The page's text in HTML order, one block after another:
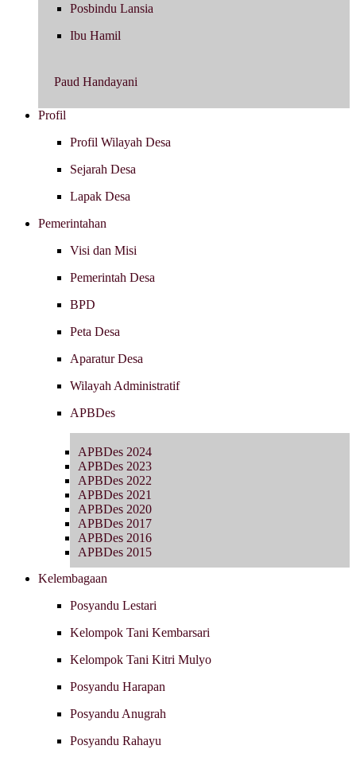
Posbindu Lansia
Ibu Hamil
Paud Handayani
Profil
Profil Wilayah Desa
Sejarah Desa
Lapak Desa
Pemerintahan
Visi dan Misi
Pemerintah Desa
BPD
Peta Desa
Aparatur Desa
Wilayah Administratif
APBDes
APBDes 2024
APBDes 2023
APBDes 2022
APBDes 2021
APBDes 2020
APBDes 2017
APBDes 2016
APBDes 2015
Kelembagaan
Posyandu Lestari
Kelompok Tani Kembarsari
Kelompok Tani Kitri Mulyo
Posyandu Harapan
Posyandu Anugrah
Posyandu Rahayu